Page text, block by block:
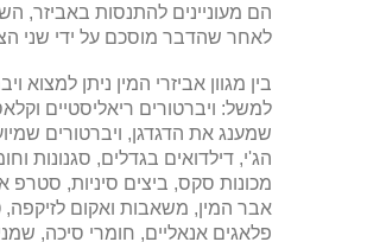
הם מעוניינים להתנסות באביזר,
לאחר שהדבר מוסכם על ידי שני
בין מגוון אביזרי המין ניתן למצוא
למשל: ויברטורים ריאליסטיים
שמענג את הדגדגן, ויברטורים
הג'י, דילדואים בגדלים, סגנונות
מכונות סקס, ביצים סיניות, סטרפ
אבר המין, משאבות ואקום לזיקפה,
פלאגים אנאליים, חומרי סיכה, שמני